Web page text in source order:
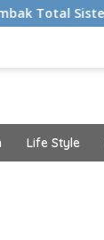
Life Style